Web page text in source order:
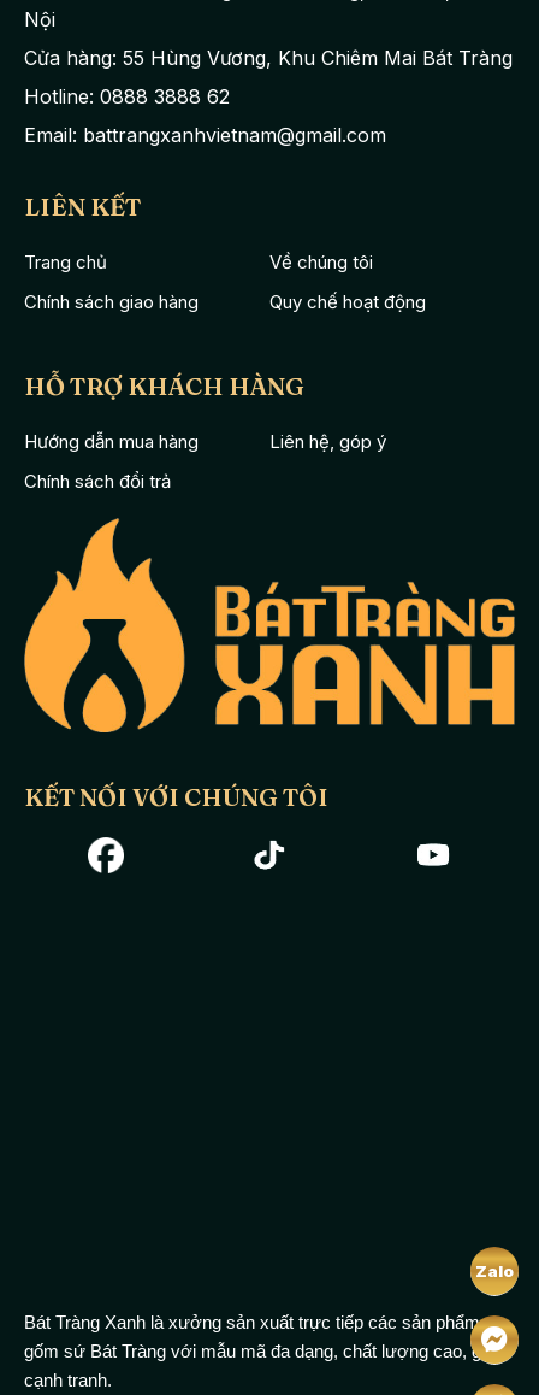
Zalo
Nội
Cửa hàng: 55 Hùng Vương, Khu Chiêm Mai Bát Tràng
Hotline: 0888 3888 62
Email: battrangxanhvietnam@gmail.com
LIÊN KẾT
Trang chủ
Về chúng tôi
Chính sách giao hàng
Quy chế hoạt động
HỖ TRỢ KHÁCH HÀNG
Hướng dẫn mua hàng
Liên hệ, góp ý
Chính sách đổi trả
KẾT NỐI VỚI CHÚNG TÔI
Bát Tràng Xanh là xưởng sản xuất trực tiếp các sản phẩm
gốm sứ Bát Tràng với mẫu mã đa dạng, chất lượng cao, giá
cạnh tranh.